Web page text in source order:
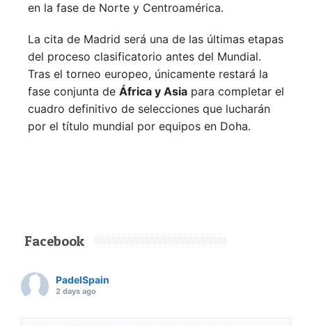
en la fase de Norte y Centroamérica.
La cita de Madrid será una de las últimas etapas
del proceso clasificatorio antes del Mundial.
Tras el torneo europeo, únicamente restará la
fase conjunta de África y Asia para completar el
cuadro definitivo de selecciones que lucharán
por el título mundial por equipos en Doha.
Facebook
PadelSpain
2 days ago